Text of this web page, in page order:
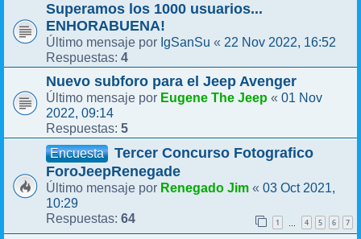
Superamos los 1000 usuarios...
ENHORABUENA!
Último mensaje por IgSanSu « 22 Nov 2022, 16:52
Respuestas: 4
Nuevo subforo para el Jeep Avenger
Último mensaje por Eugene The Jeep « 01 Nov
2022, 09:14
Respuestas: 5
Encuesta
Tercer Concurso Fotografico
ForoJeepRenegade
Último mensaje por Renegado Jim « 03 Oct 2021,
10:29
Respuestas: 64 1 … 4 5 6 7